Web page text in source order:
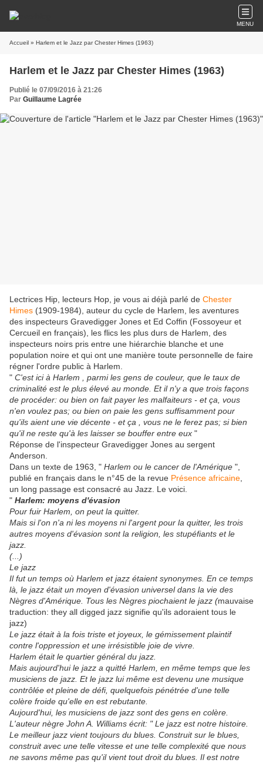
MENU
Accueil » Harlem et le Jazz par Chester Himes (1963)
Harlem et le Jazz par Chester Himes (1963)
Publié le 07/09/2016 à 21:26
Par Guillaume Lagrée
Lectrices Hip, lecteurs Hop, je vous ai déjà parlé de Chester
Himes (1909-1984), auteur du cycle de Harlem, les aventures
des inspecteurs Gravedigger Jones et Ed Coffin (Fossoyeur et
Cercueil en français), les flics les plus durs de Harlem, des
inspecteurs noirs pris entre une hiérarchie blanche et une
population noire et qui ont une manière toute personnelle de faire
régner l'ordre public à Harlem.
" C'est ici à Harlem , parmi les gens de couleur, que le taux de
criminalité est le plus élevé au monde. Et il n'y a que trois façons
de procéder: ou bien on fait payer les malfaiteurs - et ça, vous
n'en voulez pas; ou bien on paie les gens suffisamment pour
qu'ils aient une vie décente - et ça , vous ne le ferez pas; si bien
qu'il ne reste qu'à les laisser se bouffer entre eux "
Réponse de l'inspecteur Gravedigger Jones au sergent
Anderson.
Dans un texte de 1963, " Harlem ou le cancer de l'Amérique ",
publié en français dans le n°45 de la revue Présence africaine
un long passage est consacré au Jazz. Le voici.
" Harlem: moyens d'évasion
Pour fuir Harlem, on peut la quitter.
Mais si l'on n'a ni les moyens ni l'argent pour la quitter, les trois
autres moyens d'évasion sont la religion, les stupéfiants et le
jazz.
(...)
Le jazz
Il fut un temps où Harlem et jazz étaient synonymes. En ce temps
là, le jazz était un moyen d'évasion universel dans la vie des
Nègres d'Amérique. Tous les Nègres piochaient le jazz (mauvaise
traduction: they all digged jazz signifie qu'ils adoraient tous le
jazz)
Le jazz était à la fois triste et joyeux, le gémissement plaintif
contre l'oppression et une irrésistible joie de vivre.
Harlem était le quartier général du jazz.
Mais aujourd'hui le jazz a quitté Harlem, en même temps que les
musiciens de jazz. Et le jazz lui même est devenu une musique
contrôlée et pleine de défi, quelquefois pénétrée d'une telle
colère froide qu'elle en est rebutante.
Aujourd'hui, les musiciens de jazz sont des gens en colère.
L'auteur nègre John A. Williams écrit: " Le jazz est notre histoire.
Le meilleur jazz vient toujours du blues. Construit sur le blues,
construit avec une telle vitesse et une telle complexité que nous
ne savons même pas qu'il vient tout droit du blues. Il est notre